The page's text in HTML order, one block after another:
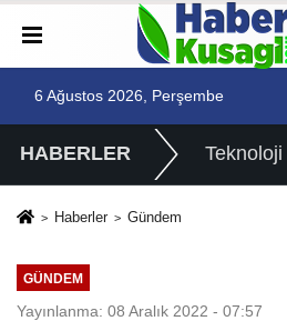
6 Ağustos 2026, Perşembe
HABERLER Teknoloji
Haberler Gündem
GÜNDEM
Yayınlanma: 08 Aralık 2022 - 07:57